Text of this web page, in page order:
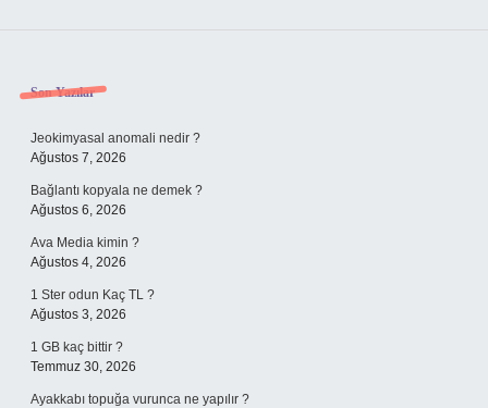
Sidebar
Son Yazılar
Jeokimyasal anomali nedir ?
Ağustos 7, 2026
Bağlantı kopyala ne demek ?
Ağustos 6, 2026
Ava Media kimin ?
Ağustos 4, 2026
1 Ster odun Kaç TL ?
Ağustos 3, 2026
1 GB kaç bittir ?
Temmuz 30, 2026
Ayakkabı topuğa vurunca ne yapılır ?